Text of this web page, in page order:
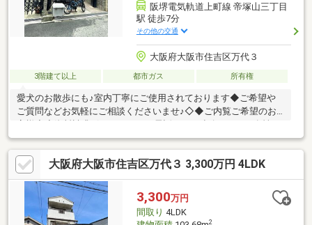
阪堺電気軌道上町線 帝塚山三丁目
駅 徒歩7分
その他の交通
大阪府大阪市住吉区万代３
3階建て以上 都市ガス 所有権
愛犬のお散歩にも♪室内丁寧にご使用されております◆ご希望や
ご質問などお気軽にご相談くださいませ♪◇◆ご内覧ご希望のお
タッフも対応可能♪◆ローン相談◆住み替え相談◆相続相談◆リ
ースバック相談◆家、土地 売却査定相談 等ポータルサイトに
は掲載していない物件情報も当社HPにて多数掲載しておりますの
で、ぜひご覧くださいませ。『センチュリー２１ シズラホー
ム』Googleで検索♪☆売却物件募集中☆即金買取強化中♪
大阪府大阪市住吉区万代３ 3,300万円 4LDK
3,300万円
間取り 4LDK
2